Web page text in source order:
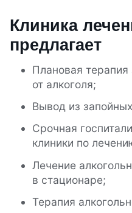
Клиника
предлагает
Плановая терапия
от алкоголя;
Вывод из
Срочная
клиники по
Лечение
в стационаре;
Терапия